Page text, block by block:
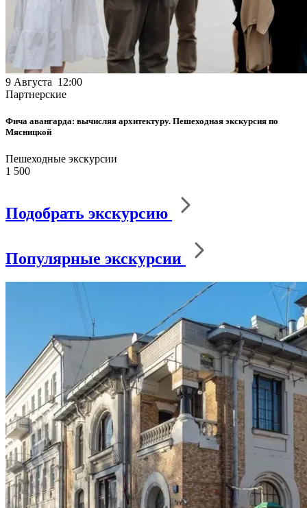
9 Августа 12:00
Партнерские
Фича авангарда: вычисляя архитектуру. Пешеходная экскурсия по
Мясницкой
Пешеходные экскурсии
1 500
Подобрать экскурсию
Популярные экскурсии